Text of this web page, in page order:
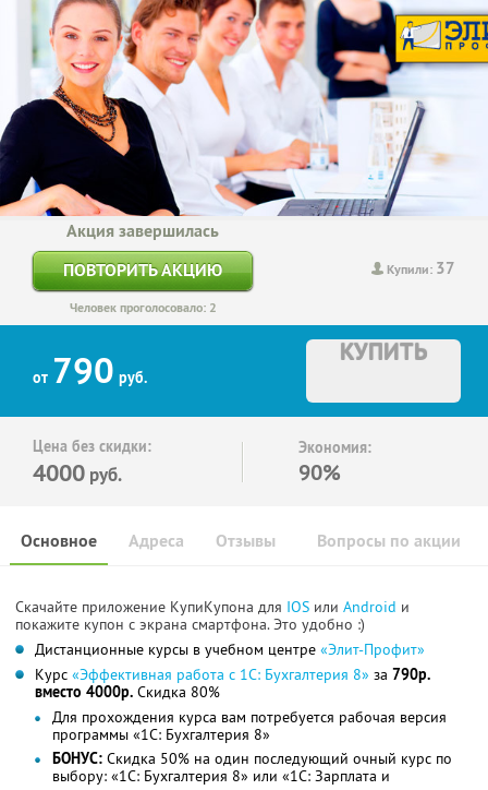
Купили: 37
Акция завершилась
ПОВТОРИТЬ АКЦИЮ
Человек проголосовало: 2
от 790 руб.
КУПИТЬ
Цена без скидки:
4000 руб.
Экономия:
90%
Основное Отзывы Вопросы по акции
Адреса
Скачайте приложение КупиКупона для IOS или Android и
покажите купон с экрана смартфона. Это удобно :)
Дистанционные курсы в учебном центре «Элит-Профит»
Курс «Эффективная работа с 1C: Бухгалтерия 8» за 790р.
вместо 4000р. Скидка 80%
Для прохождения курса вам потребуется рабочая версия
программы «1С: Бухгалтерия 8»
БОНУС: Скидка 50% на один последующий очный курс по
выбору: «1С: Бухгалтерия 8» или «1С: Зарплата и